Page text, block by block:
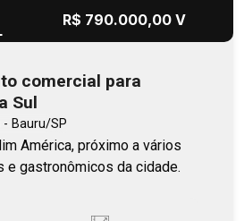
R$ 790.000,00 V
comercial para
Sul
Bauru/SP
América, próximo a vários
e gastronômicos da cidade.